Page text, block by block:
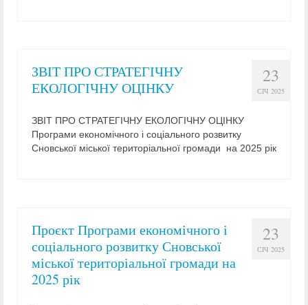
23
СІЧ 2025
ЗВІТ ПРО СТРАТЕГІЧНУ
ЕКОЛОГІЧНУ ОЦІНКУ
ЗВІТ ПРО СТРАТЕГІЧНУ ЕКОЛОГІЧНУ ОЦІНКУ
Програми економічного і соціального розвитку
Сновської міської територіальної громади на 2025 рік
23
СІЧ 2025
Проєкт Програми економічного і
соціального розвитку Сновської
міської територіальної громади на
2025 рік